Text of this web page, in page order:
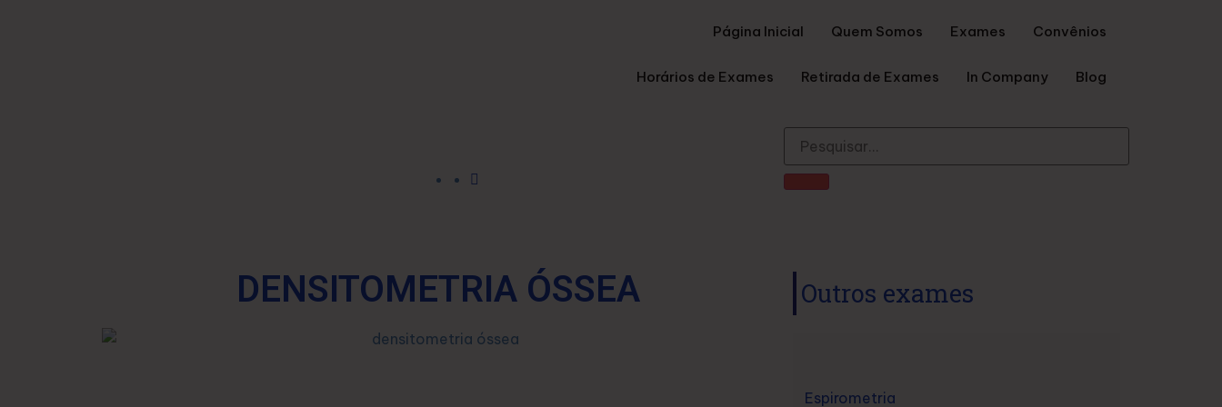
Página Inicial Quem Somos Exames Convênios
Horários de Exames Retirada de Exames In Company Blog
DENSITOMETRIA ÓSSEA Outros exames
Espirometria